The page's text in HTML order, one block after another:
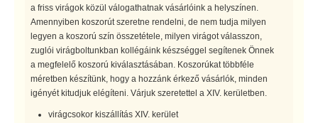
a friss virágok közül válogathatnak vásárlóink a helyszínen.
Amennyiben koszorút szeretne rendelni, de nem tudja milyen
legyen a koszorú szín összetétele, milyen virágot válasszon,
zuglói virágboltunkban kollégáink készséggel segítenek Önnek
a megfelelő koszorú kiválasztásában. Koszorúkat többféle
méretben készítünk, hogy a hozzánk érkező vásárlók, minden
igényét kitudjuk elégíteni. Várjuk szeretettel a XIV. kerületben.
virágcsokor kiszállítás XIV. kerület